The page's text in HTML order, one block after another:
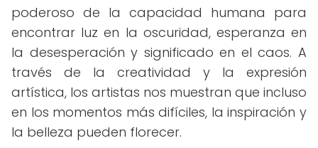
poderoso de la capacidad humana para
encontrar luz en la oscuridad, esperanza en
la desesperación y significado en el caos. A
través de la creatividad y la expresión
artística, los artistas nos muestran que incluso
en los momentos más difíciles, la inspiración y
la belleza pueden florecer.